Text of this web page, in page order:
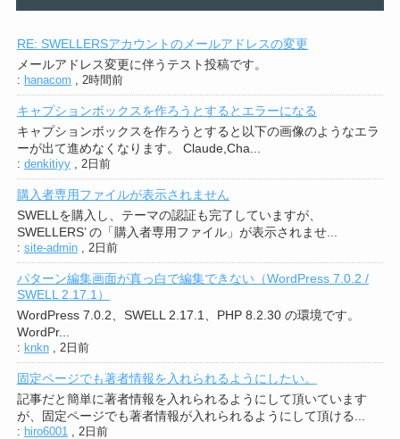
RE: SWELLERSアカウントのメールアドレスの変更
メールアドレス変更に伴うテスト投稿です。
: hanacom , 2時間前
キャプションボックスを作ろうとするとエラーになる
キャプションボックスを作ろうとすると以下の画像のようなエラ
ーが出て進めなくなります。 Claude,Cha...
: denkitiyy, 2日前
購入者専用ファイルが表示されません
SWELLを購入し、テーマの認証も完了していますが、
SWELLERS’ の「購入者専用ファイル」が表示されませ...
: site-admin, 2日前
パターン編集画面が真っ白で編集できない（WordPress 7.0.2 /
SWELL 2.17.1）
WordPress 7.0.2、SWELL 2.17.1、PHP 8.2.30 の環境です。
WordPr...
: knkn, 2日前
固定ページでも著者情報を入れられるようにしたい。
記事だと簡単に著者情報を入れられるようにして頂いています
が、固定ページでも著者情報が入れられるようにして頂ける...
: hiro6001, 2日前